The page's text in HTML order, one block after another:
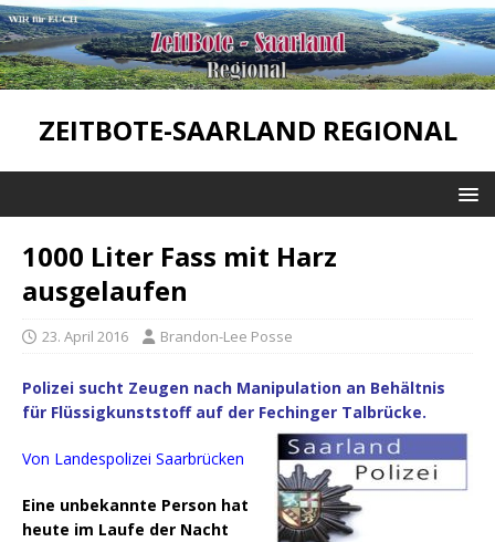
ZEITBOTE-SAARLAND REGIONAL
1000 Liter Fass mit Harz
ausgelaufen
23. April 2016 Brandon-Lee Posse
Polizei sucht Zeugen nach Manipulation an Behältnis
für Flüssigkunststoff auf der Fechinger Talbrücke.
Von Landespolizei Saarbrücken
Eine unbekannte Person hat
heute im Laufe der Nacht